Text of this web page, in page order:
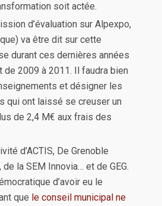
soit actée.
d’évaluation sur Alpexpo,
va être dit sur cette
durant ces dernières années
de 2009 à 2011. Il faudra bien
et désigner les
qui ont laissé se creuser un
de 2,4 M€ aux frais des
d’ACTIS, De Grenoble
de la SEM Innovia… et de GEG.
d’avoir eu le
que le conseil municipal ne